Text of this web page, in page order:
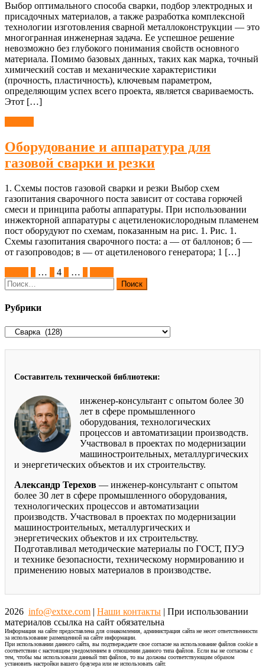
Выбор оптимального способа сварки, подбор электродных и
присадочных материалов, а также разработка комплексной
технологии изготовления сварной металлоконструкции — это
многогранная инженерная задача. Ее успешное решение
невозможно без глубокого понимания свойств основного
материала. Помимо базовых данных, таких как марка, точный
химический состав и механические характеристики
(прочность, пластичность), ключевым параметром,
определяющим успех всего проекта, является свариваемость.
Этот […]
Оборудование и аппаратура для
газовой сварки и резки
1. Cхемы постов газовой сварки и резки Выбор схем
газопитания сварочного поста зависит от состава горючей
смеси и принципа работы аппаратуры. При использовании
инжекторной аппаратуры с ацетиленокислородным пламенем
пост оборудуют по схемам, показанным на рис. 1. Рис. 1.
Схемы газопитания сварочного поста: а — от баллонов; б —
от газопроводов; в — от ацетиленового генератора; 1 […]
Пагинация
записей
… 4 …
Найти:
Рубрики
Рубрики
Составитель технической библиотеки:
инженер-консультант с опытом более 30
лет в сфере промышленного
оборудования, технологических
процессов и автоматизации производств.
Участвовал в проектах по модернизации
машиностроительных, металлургических
и энергетических объектов и их строительству.
Александр Терехов — инженер-консультант с опытом
более 30 лет в сфере промышленного оборудования,
технологических процессов и автоматизации
производств. Участвовал в проектах по модернизации
машиностроительных, металлургических и
энергетических объектов и их строительству.
Подготавливал методические материалы по ГОСТ, ПУЭ
и технике безопасности, техническому нормированию и
применению новых материалов в производстве.
2026 info@extxe.com | Наши контакты | При использовании
материалов ссылка на сайт обязательна
Информация на сайте предоставлена для ознакомления, администрация сайта не несет ответственности
за использование размещенной на сайте информации.
При использовании данного сайта, вы подтверждаете свое согласие на использование файлов cookie в
соответствии с настоящим уведомлением в отношении данного типа файлов. Если вы не согласны с
тем, чтобы мы использовали данный тип файлов, то вы должны соответствующим образом
установить настройки вашего браузера или не использовать сайт.